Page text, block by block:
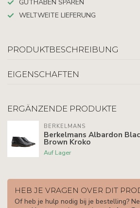
GUTHABEN SPAREN
WELTWEITE LIEFERUNG
PRODUKTBESCHREIBUNG
EIGENSCHAFTEN
ERGÄNZENDE PRODUKTE
BERKELMANS
Berkelmans Albardon
Brown Kroko
Auf Lager
HEB JE VRAGEN OVER DIT
Of heb je hulp nodig bij je bestelling?